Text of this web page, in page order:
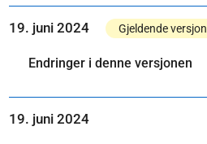
19. juni 2024 Gjeldende versjon
Endringer i denne versjonen
19. juni 2024